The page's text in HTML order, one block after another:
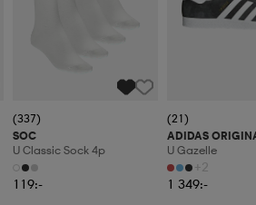
(337)
SOC
U Classic Sock 4p
119:-
(21)
ADIDAS
U Gazelle
+2
1 349:-